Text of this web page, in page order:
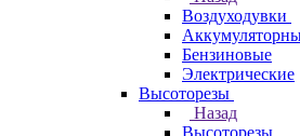
Воздуходувки
Бензиновые
Электрические
Высоторезы
Назад
Высоторезы